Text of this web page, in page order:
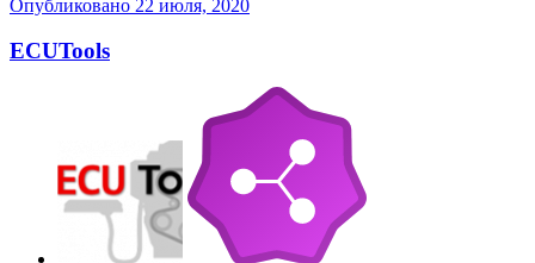
Опубликовано 22 июля, 2020
ECUTools